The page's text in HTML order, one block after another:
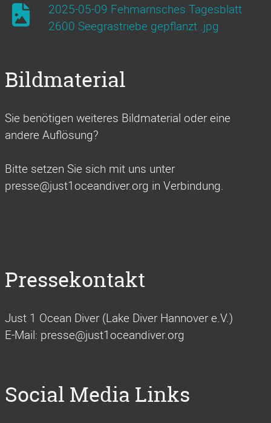
2025-05-09 Fehmarnsches Tagesblatt
2600 Seegrastriebe gepflanzt .jpg
Bildmaterial
Sie benötigen weiteres Bildmaterial oder eine
andere Auflösung?
Bitte setzen Sie sich mit uns unter
presse@just1oceandiver.org in Verbindung.
Pressekontakt
Just 1 Ocean Diver (Lake Diver Hannover e.V.)
E-Mail: presse@just1oceandiver.org
Social Media Links